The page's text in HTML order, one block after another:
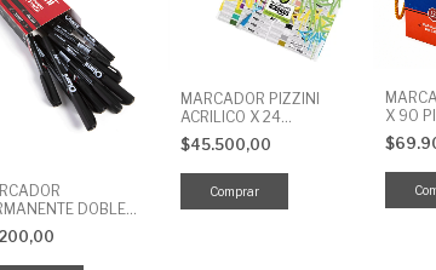
DOBLE
NEGRO
MARCADOR PIZZINI
ACRILICO X 24
COLORES
$45.500,00
X 90